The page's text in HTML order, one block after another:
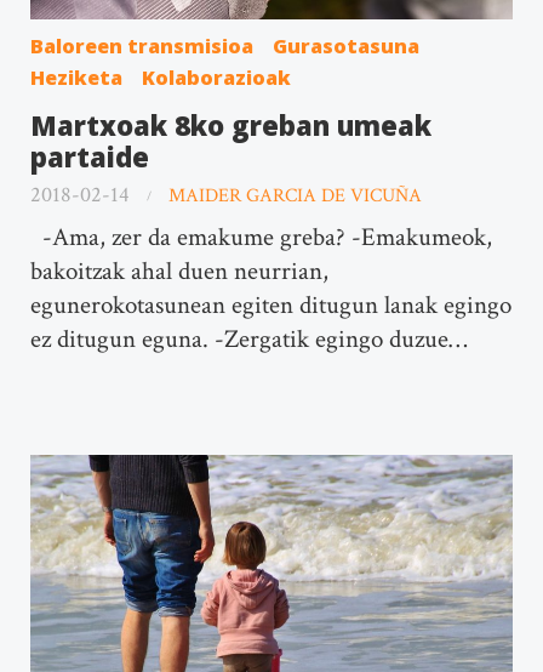
Baloreen transmisioa
Gurasotasuna
Heziketa
Kolaborazioak
Martxoak 8ko greban umeak
partaide
2018-02-14 MAIDER GARCIA DE VICUÑA
-Ama, zer da emakume greba? -Emakumeok,
bakoitzak ahal duen neurrian,
egunerokotasunean egiten ditugun lanak egingo
ez ditugun eguna. -Zergatik egingo duzue…